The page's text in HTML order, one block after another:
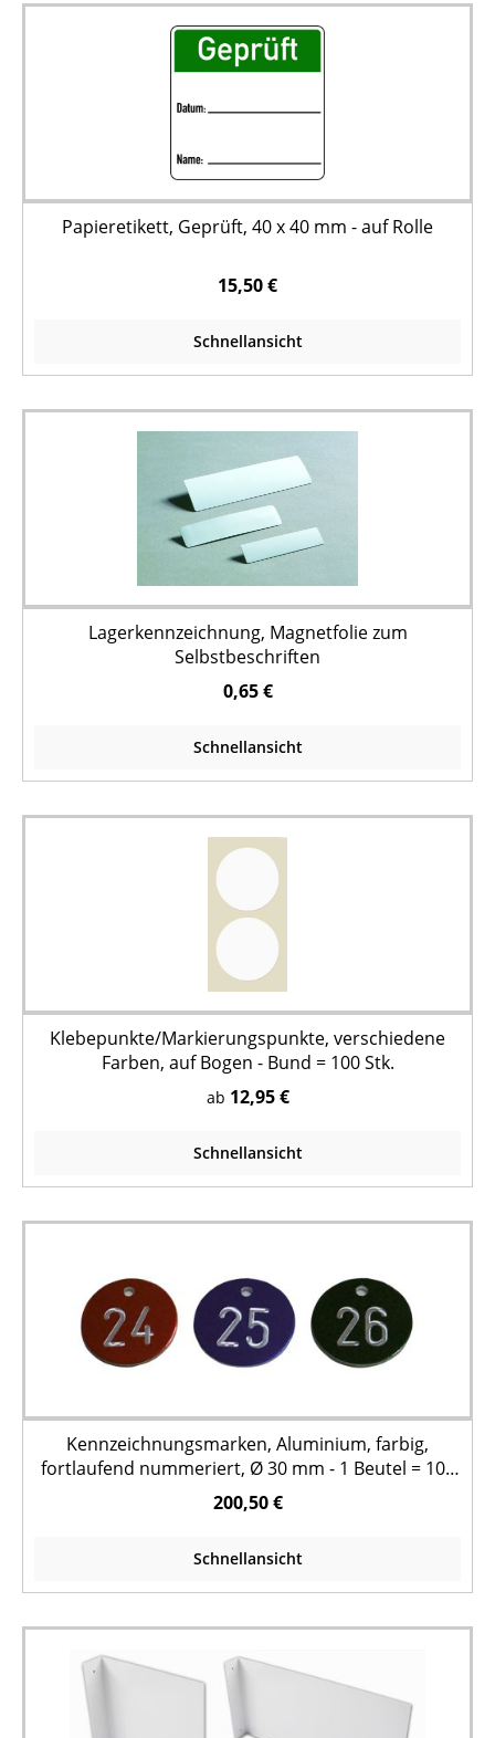
Papieretikett, Geprüft, 40 x 40 mm - auf Rolle
15,50 €
Schnellansicht
Lagerkennzeichnung, Magnetfolie zum
Selbstbeschriften
0,65 €
Schnellansicht
Klebepunkte/Markierungspunkte, verschiedene
Farben, auf Bogen - Bund = 100 Stk.
ab 12,95 €
Schnellansicht
Kennzeichnungsmarken, Aluminium, farbig,
fortlaufend nummeriert, Ø 30 mm - 1 Beutel = 100
Stk.
200,50 €
Schnellansicht